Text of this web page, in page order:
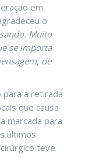
em
o
Muito
se importa
de
a retirada
que causa
marcada para
últimos
teve